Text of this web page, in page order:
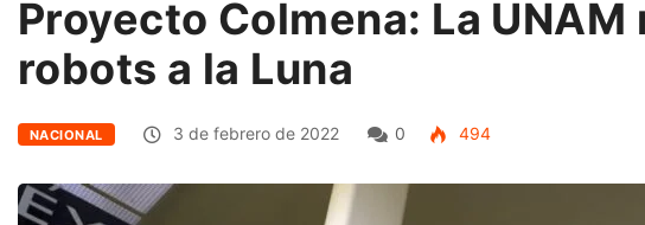
Proyecto Colmena: La
robots a la Luna
NACIONAL 3 de febrero de 2022 0 494